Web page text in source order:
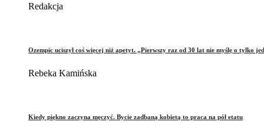
Redakcja
Ozempic uciszył coś więcej niż apetyt. „Pierwszy raz od 30 lat nie myślę o tylko
Rebeka Kamińska
Kiedy piękno zaczyna męczyć. Bycie zadbaną kobietą to praca na pół etatu